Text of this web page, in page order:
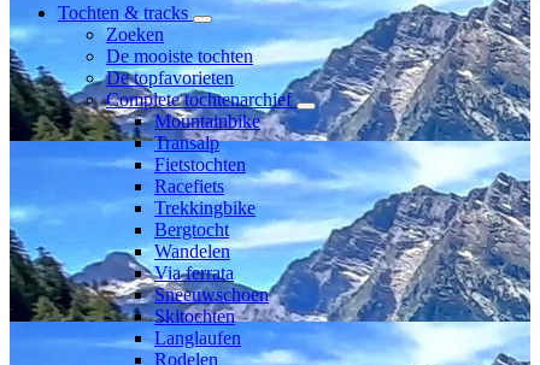
Tochten & tracks
Zoeken
De mooiste tochten
De topfavorieten
Complete tochtenarchief
Mountainbike
Transalp
Fietstochten
Racefiets
Trekkingbike
Bergtocht
Wandelen
Via ferrata
Sneeuwschoen
Skitochten
Langlaufen
Rodelen